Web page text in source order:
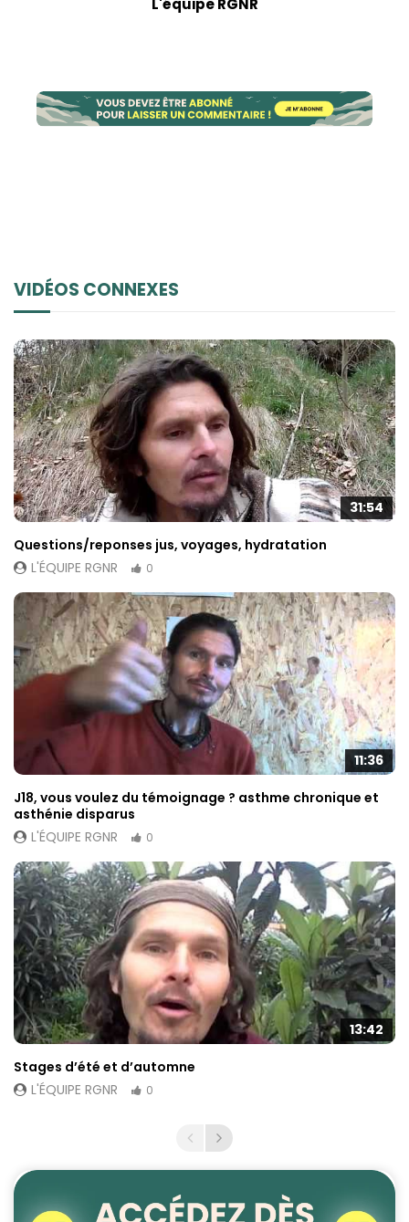
VIDÉOS CONNEXES
31:54
Questions/reponses jus, voyages, hydratation
L'ÉQUIPE RGNR
0
11:36
J18, vous voulez du témoignage ? asthme chronique et
asthénie disparus
L'ÉQUIPE RGNR
0
13:42
Stages d’été et d’automne
L'ÉQUIPE RGNR
0